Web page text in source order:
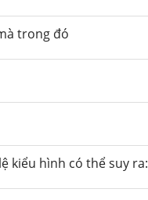
trong đó
kiểu hình có thể suy ra: